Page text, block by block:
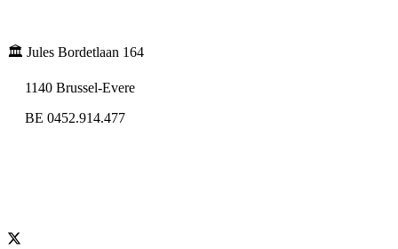
🏛️ Jules Bordetlaan 164
1140 Brussel-Evere
BE 0452.914.477